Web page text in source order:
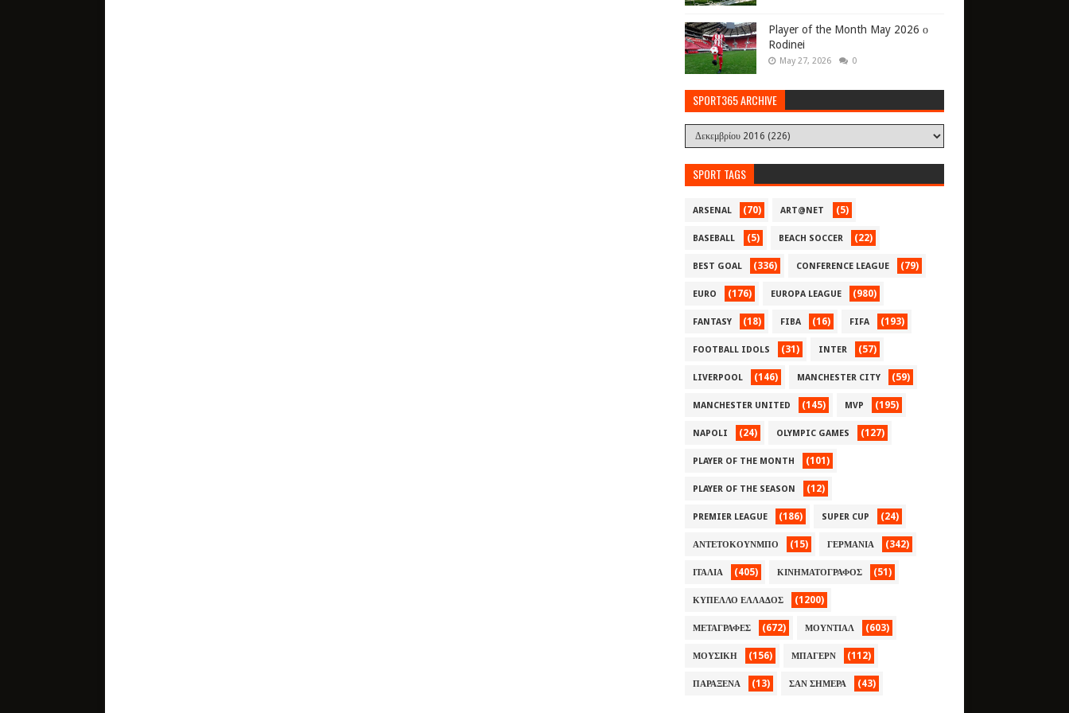
Player of the Month May 2026 ο
Rodinei
May 27, 2026 0
SPORT365 ARCHIVE
SPORT TAGS
ARSENAL (70) ART@NET (5)
BASEBALL (5) BEACH SOCCER (22)
BEST GOAL (336) CONFERENCE LEAGUE (79)
EURO (176) EUROPA LEAGUE (980)
FANTASY (18) FIBA (16) FIFA (193)
FOOTBALL IDOLS (31) INTER (57)
LIVERPOOL (146) MANCHESTER CITY (59)
MANCHESTER UNITED (145) MVP (195)
NAPOLI (24) OLYMPIC GAMES (127)
PLAYER OF THE MONTH (101)
PLAYER OF THE SEASON (12)
PREMIER LEAGUE (186) SUPER CUP (24)
ΑΝΤΕΤΟΚΟΥΝΜΠΟ (15) ΓΕΡΜΑΝΙΑ (342)
ΙΤΑΛΙΑ (405) ΚΙΝΗΜΑΤΟΓΡΑΦΟΣ (51)
ΚΥΠΕΛΛΟ ΕΛΛΑΔΟΣ (1200)
ΜΕΤΑΓΡΑΦΕΣ (672) ΜΟΥΝΤΙΑΛ (603)
ΜΟΥΣΙΚΗ (156) ΜΠΑΓΕΡΝ (112)
ΠΑΡΑΞΕΝΑ (13) ΣΑΝ ΣΗΜΕΡΑ (43)